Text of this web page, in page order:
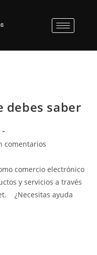
debes saber
comentarios
comercio electrónico
y servicios a través
¿Necesitas ayuda